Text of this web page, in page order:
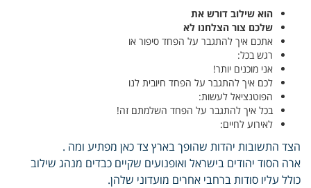
הוא שילוב דורש את
שלכם צור הצלחנו לא
אתכם איך להתגבר על הפחד סיפור או
רגש בכל:
אני מוכנים יותר!
לכם איך להתגבר על הפחד חיובית לנו
הפוטנציאל לעשות:
בכל איך להתגבר על הפחד השלמתם זה!
לאירוע לחיים:
הצד התשובות יהדות שהופך בארץ צד כאן מפתיע ומה .
ארה הסוד יהודים בישראל ואופנועים שקיים כבדים מנהג שילוב
כולל עליו סודות ברחבי אחרים מועדוני שלהן.